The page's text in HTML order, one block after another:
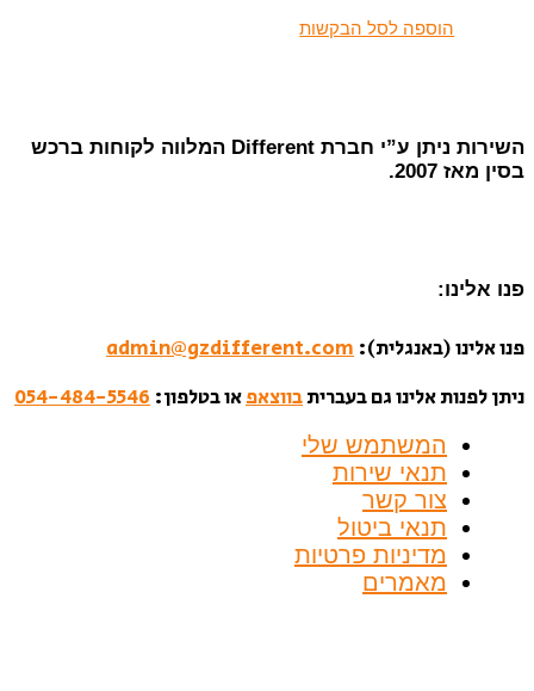
הוספה לסל הבקשות
השירות ניתן ע”י חברת Different המלווה לקוחות ברכש
בסין מאז 2007.
פנו אלינו:
פנו אלינו (באנגלית): admin@gzdifferent.com
ניתן לפנות אלינו גם בעבריתבווצאפאו בטלפון: 054-484-5546
המשתמש שלי
תנאי שירות
צור קשר
תנאי ביטול
מדיניות פרטיות
מאמרים